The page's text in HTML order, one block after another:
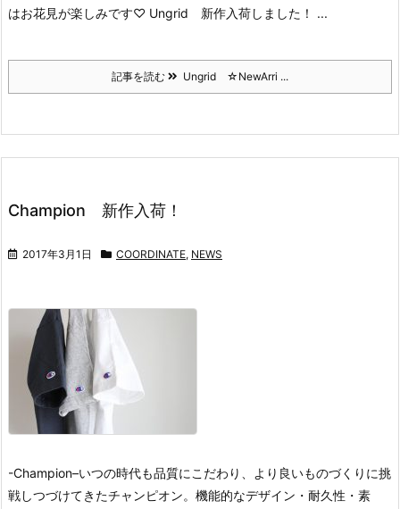
はお花見が楽しみです♡ Ungrid 新作入荷しました！ ...
記事を読む Ungrid ☆NewArri ...
Champion 新作入荷！
2017年3月1日 COORDINATE, NEWS
-Champion–いつの時代も品質にこだわり、
より良いものづくりに挑
戦しつづけてきたチャンピオン。 機能的なデザイン・耐久性・素